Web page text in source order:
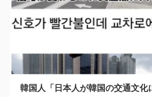
韓国人「日本人が韓国の交通文化